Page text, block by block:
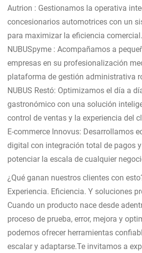
Autrion : Gestionamos la operativa
concesionarios automotrices con un
para maximizar la eficiencia comercial.
NUBUSpyme : Acompañamos a
empresas en su profesionalización
plataforma de gestión administrativa
NUBUS Restó: Optimizamos el día a
gastronómico con una solución
control de ventas y la experiencia del
E-commerce Innovus: Desarrollamos
digital con integración total de pagos
potenciar la escala de cualquier
¿Qué ganan nuestros clientes con
Experiencia. Eficiencia. Y soluciones
Cuando un producto nace desde
proceso de prueba, error, mejora y
podemos ofrecer herramientas
escalar y adaptarse.Te invitamos a